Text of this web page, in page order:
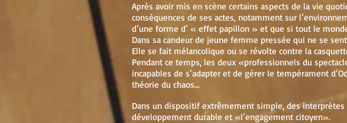
Après avoir mis en scène certains aspects de la vie
conséquences de ses actes, notamment sur
d’une forme d’ « effet papillon » et que si tout le
Dans sa candeur de jeune femme pressée qui ne se
Elle se fait mélancolique ou se révolte contre la
Pendant ce temps, les deux «professionnels du
incapables de s’adapter et de gérer le tempérament
théorie du chaos…
Dans un dispositif extrêmement simple, des
développement durable et «l’engagement citoyen».